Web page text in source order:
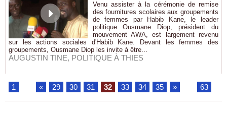
Venu assister à la cérémonie de remise
des fournitures scolaires aux groupements
de femmes par Habib Kane, le leader
politique Ousmane Diop, président du
mouvement AWA, est largement revenu
sur les actions sociales d'Habib Kane. Devant les femmes des
groupements, Ousmane Diop les invite à être...
AUGUSTIN TINE, POLITIQUE À THIES
1 « 29 30 31 32 33 34 35 » 63